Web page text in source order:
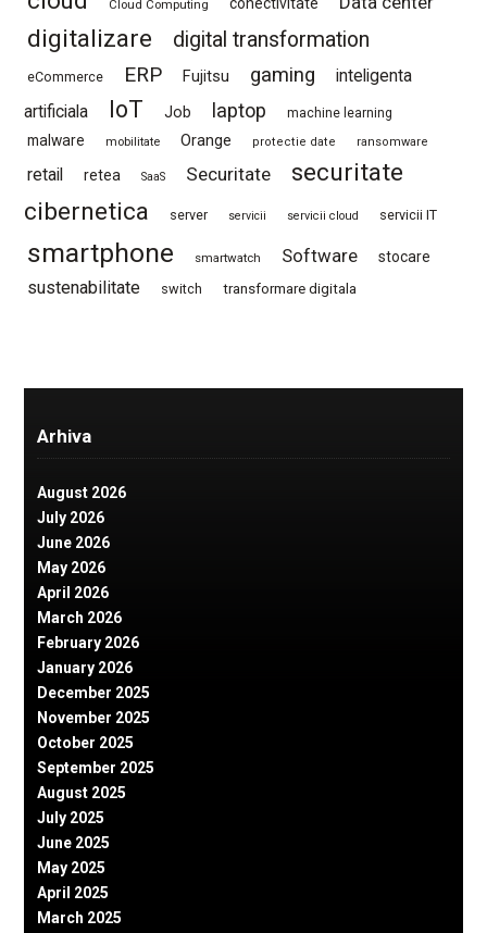
Cloud Computing conectivitate
digitalizare digital transformation
eCommerce ERP Fujitsu gaming
inteligenta
artificiala
IoT Job laptop machine learning
malware mobilitate Orange protectie date ransomware
retail retea SaaS Securitate
securitate
cibernetica
server servicii servicii cloud servicii IT
smartphone smartwatch Software stocare
sustenabilitate switch transformare digitala
Arhiva
August 2026
July 2026
June 2026
May 2026
April 2026
March 2026
February 2026
January 2026
December 2025
November 2025
October 2025
September 2025
August 2025
July 2025
June 2025
May 2025
April 2025
March 2025